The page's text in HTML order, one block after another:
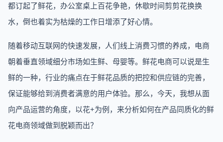
都订起了鲜花，办公室桌上百花争艳，休歇时间剪剪花换换
水，倒也着实为枯燥的工作日增添了好心情。
随着移动互联网的快速发展，人们线上消费习惯的养成，电商
朝着垂直领域细分市场如生鲜、母婴等。鲜花电商可以说是生
鲜的一种，行业的痛点在于鲜花品质的把控和供应链的完善，
保证能够给到消费者满意的用户体验。那么，今天，我想从面
向产品运营的角度，以花+为例，来分析如何在产品同质化的鲜
花电商领域做到脱颖而出？